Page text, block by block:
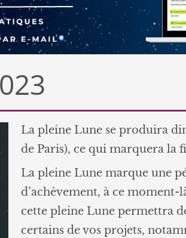
La pleine Lune se produira
de Paris), ce qui marquera la
La pleine Lune marque une
d’achèvement, à ce moment-
cette pleine Lune permettra
certains de vos projets,